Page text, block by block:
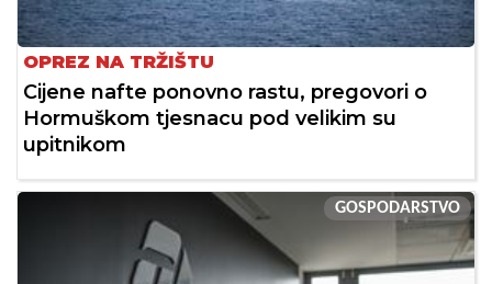
OPREZ NA TRŽIŠTU
Cijene nafte ponovno rastu, pregovori o
Hormuškom tjesnacu pod velikim su
upitnikom
GOSPODARSTVO